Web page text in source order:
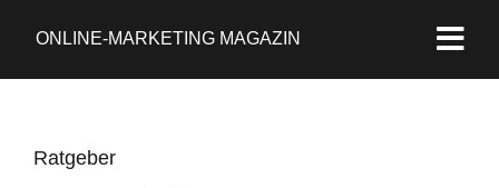
ONLINE-MARKETING MAGAZIN
Ratgeber